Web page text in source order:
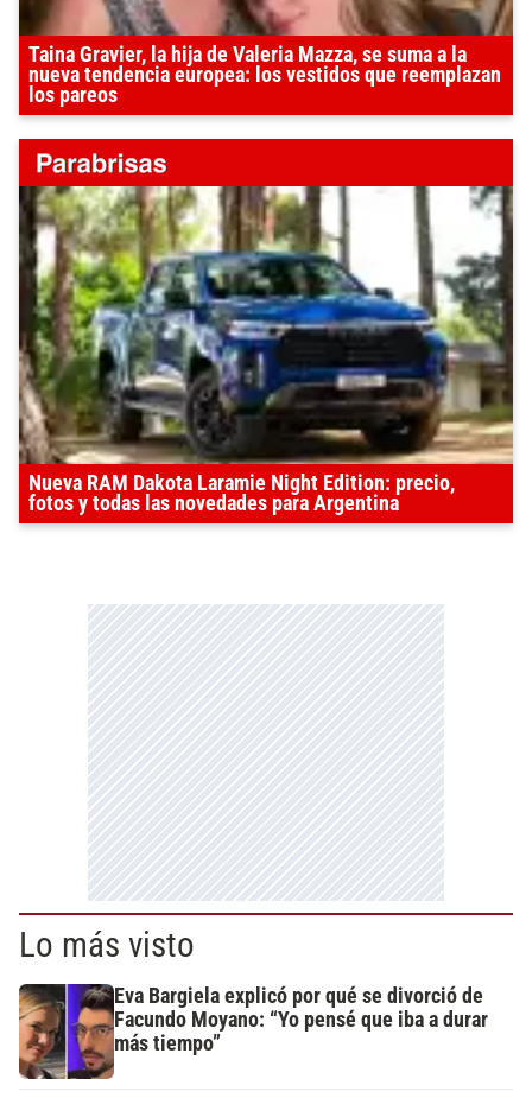
Taina Gravier, la hija de Valeria Mazza, se suma a la
nueva tendencia europea: los vestidos que reemplazan
los pareos
Nueva RAM Dakota Laramie Night Edition: precio,
fotos y todas las novedades para Argentina
Lo más visto
Eva Bargiela explicó por qué se divorció de
Facundo Moyano: “Yo pensé que iba a durar
más tiempo”